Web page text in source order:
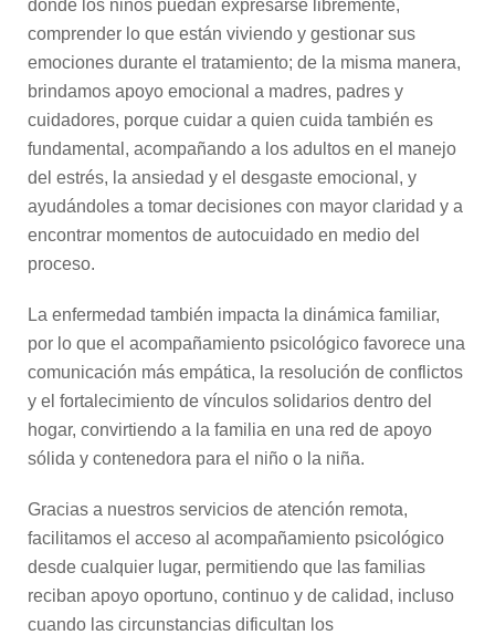
donde los niños puedan expresarse libremente,
comprender lo que están viviendo y gestionar sus
emociones durante el tratamiento; de la misma manera,
brindamos apoyo emocional a madres, padres y
cuidadores, porque cuidar a quien cuida también es
fundamental, acompañando a los adultos en el manejo
del estrés, la ansiedad y el desgaste emocional, y
ayudándoles a tomar decisiones con mayor claridad y a
encontrar momentos de autocuidado en medio del
proceso.
La enfermedad también impacta la dinámica familiar,
por lo que el acompañamiento psicológico favorece una
comunicación más empática, la resolución de conflictos
y el fortalecimiento de vínculos solidarios dentro del
hogar, convirtiendo a la familia en una red de apoyo
sólida y contenedora para el niño o la niña.
Gracias a nuestros servicios de atención remota,
facilitamos el acceso al acompañamiento psicológico
desde cualquier lugar, permitiendo que las familias
reciban apoyo oportuno, continuo y de calidad, incluso
cuando las circunstancias dificultan los